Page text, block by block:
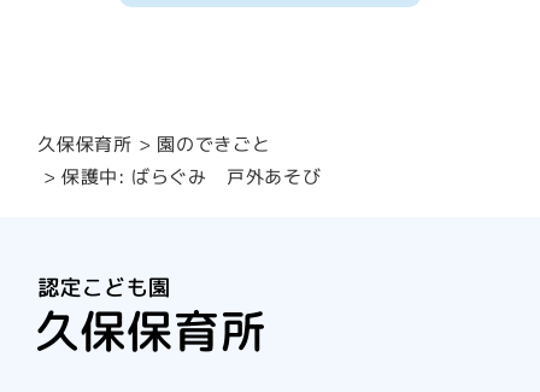
久保保育所 園のできごと
保護中: ばらぐみ 戸外あそび